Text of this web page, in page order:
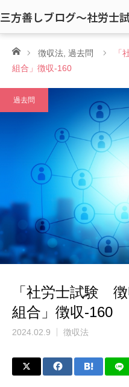
三方善しブログ〜社労士
ホーム徴収法 過去問
組合」徴収-160
過去問
「社労士試験
組合」徴収-160
2024.02.9 徴収法